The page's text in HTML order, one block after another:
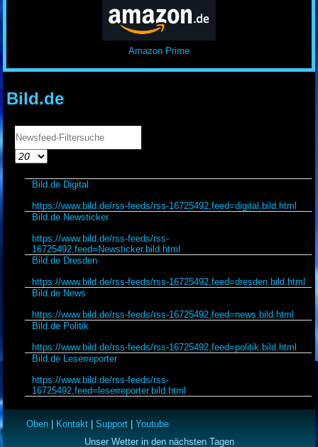
Amazon Prime
Bild.de
Filterfeld
Anzeige
#
Bild.de Digital
https://www.bild.de/rss-feeds/rss-16725492,feed=digital.bild.html
Bild.de Newsticker
https://www.bild.de/rss-feeds/rss-
16725492,feed=Newsticker.bild.html
Bild.de Dresden
https://www.bild.de/rss-feeds/rss-16725492,feed=dresden.bild.html
Bild.de News
https://www.bild.de/rss-feeds/rss-16725492,feed=news.bild.html
Bild.de Politik
https://www.bild.de/rss-feeds/rss-16725492,feed=politik.bild.html
Bild.de Leserreporter
https://www.bild.de/rss-feeds/rss-
16725492,feed=leserreporter.bild.html
Oben | Kontakt | Support | Youtube
Unser Wetter in den nächsten Tagen